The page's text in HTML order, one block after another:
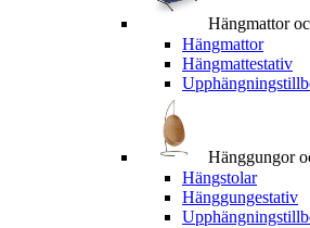
Hängmattor
Hängmattor
Hängmattestativ
Hänggungor
Hängstolar
Hänggungestativ